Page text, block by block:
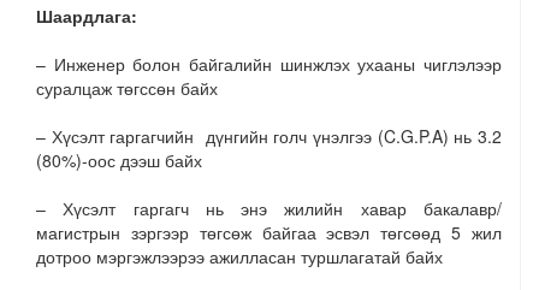
Шаардлага:
– Инженер болон байгалийн шинжлэх ухааны чиглэлээр
суралцаж төгссөн байх
– Хүсэлт гаргагчийн дүнгийн голч үнэлгээ (C.G.P.A) нь 3.2
(80%)-оос дээш байх
– Хүсэлт гаргагч нь энэ жилийн хавар бакалавр/
магистрын зэргээр төгсөж байгаа эсвэл төгсөөд 5 жил
дотроо мэргэжлээрээ ажилласан туршлагатай байх